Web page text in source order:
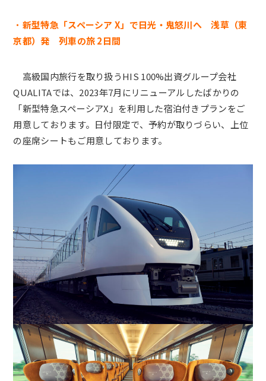
・ 新型特急「スペーシア X」で日光・鬼怒川へ 浅草（東
京都）発 列車の旅 2日間
高級国内旅行を取り扱うHIS 100%出資グループ会社
QUALITAでは、2023年7月にリニューアルしたばかりの
「新型特急スペーシアX」を利用した宿泊付きプランをご
用意しております。日付限定で、予約が取りづらい、上位
の座席シートもご用意しております。